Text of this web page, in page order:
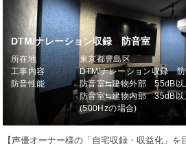
DTM/ナレーション収録 防音室
所在地
東京都豊島区
工事内容
DTM/ナレーション収録 防
防音性能
防音室⇆建物外部 55dB以
防音室⇆建物内部 35dB以
(500Hzの場合)
【声優オーナー様の「自宅収録・収益化」